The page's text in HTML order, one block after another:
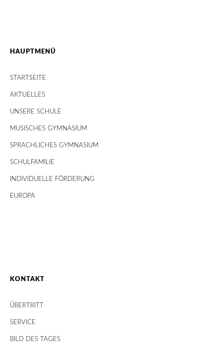
HAUPTMENÜ
STARTSEITE
AKTUELLES
UNSERE SCHULE
MUSISCHES GYMNASIUM
SPRACHLICHES GYMNASIUM
SCHULFAMILIE
INDIVIDUELLE FÖRDERUNG
EUROPA
KONTAKT
ÜBERTRITT
SERVICE
BILD DES TAGES